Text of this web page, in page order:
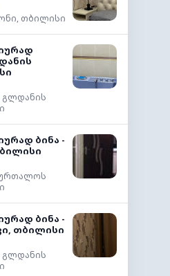
თბილისი
გლდანის
ბინა -
ბინა -
თბილისი
გლდანის